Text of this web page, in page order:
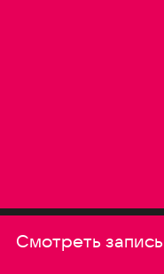
Смотреть запись